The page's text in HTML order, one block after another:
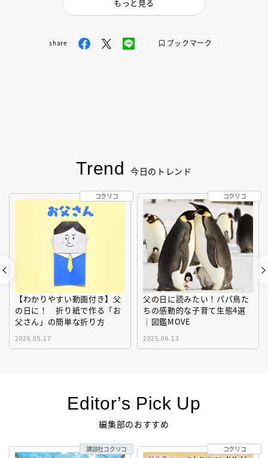
もっと見る
share ブックマーク
Trend 今日のトレンド
【わかりやすい動画付き】父
の日に！ 折り紙で作る「お
父さん」の簡単な折り方
2026.05.17
コクリコ
父の日に読みたい！パパ鳥た
ちの感動的な子育て生態4選
｜図鑑MOVE
2025.06.13
コクリコ
Editor’s Pick Up
編集部のおすすめ
講談社コクリコ コクリコ